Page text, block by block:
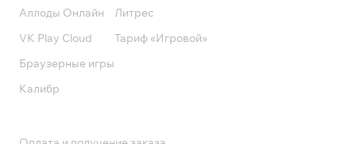
Аллоды Онлайн
VK Play Cloud
Браузерные игры
Калибр
Литрес
Тариф «Игровой»